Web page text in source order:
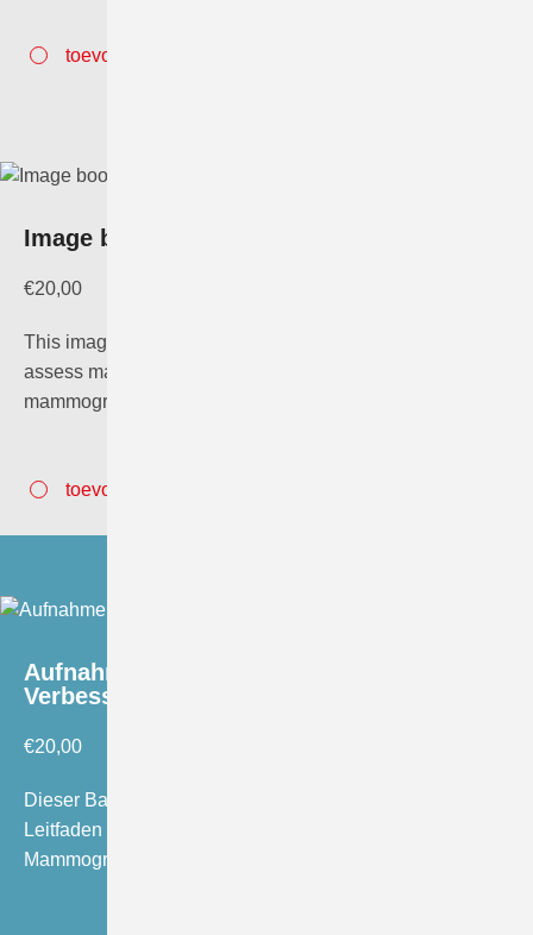
toevoegen aan winkelwagen
Image book “Focussing on improvement”
€20,00
This image book can be used as a guide and tool to
assess mammograms, for all professionals involved in
mammography.…
toevoegen aan winkelwagen
Aufnahme Band “Auge für
Verbesserungen”
€20,00
Dieser Band mit seinen vielen Abbildungen kann als
Leitfaden und Tool für die Beurteilung von
Mammogrammen für alle an der…